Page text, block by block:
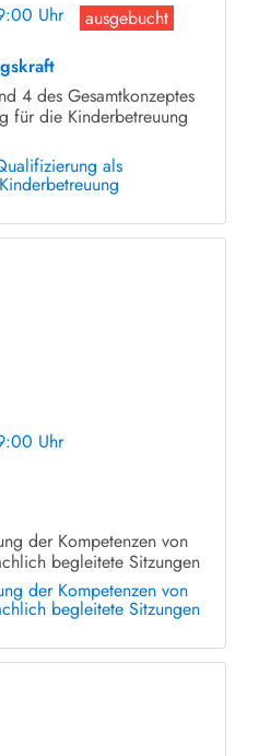
Uhr
ausgebucht
4 des Gesamtkonzeptes
für die Kinderbetreuung
als
Uhr
der Kompetenzen von
begleitete Sitzungen
der Kompetenzen von
begleitete Sitzungen